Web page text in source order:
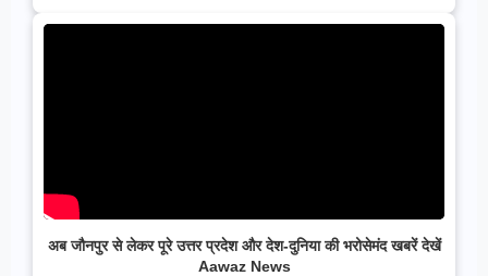
अब जौनपुर से लेकर पूरे उत्तर प्रदेश और देश-दुनिया की भरोसेमंद खबरें देखें
Aawaz News